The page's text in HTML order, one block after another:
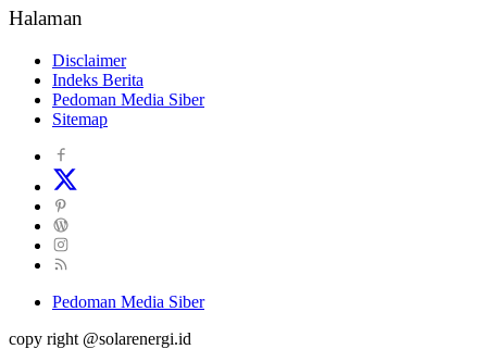
Halaman
Disclaimer
Indeks Berita
Pedoman Media Siber
Sitemap
Pedoman Media Siber
copy right @solarenergi.id